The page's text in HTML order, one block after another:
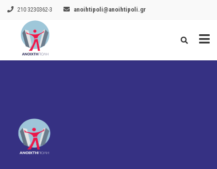
210 3230362-3 anoihtipoli@anoihtipoli.gr